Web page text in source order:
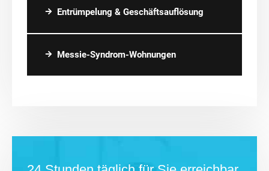
Entrümpelung & Geschäftsauflösung
Messie-Syndrom-Wohnungen